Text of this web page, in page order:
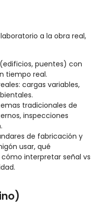
a la obra real,
puentes) con
tiempo real.
cargas variables,
tradicionales de
inspecciones
de fabricación y
usar, qué
interpretar señal vs